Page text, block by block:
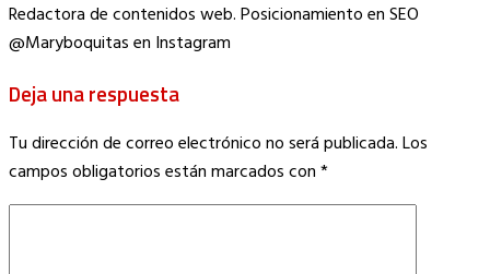
Redactora de contenidos web. Posicionamiento en SEO
@Maryboquitas en Instagram
Deja una respuesta
Tu dirección de correo electrónico no será publicada.Los
campos obligatorios están marcados con*